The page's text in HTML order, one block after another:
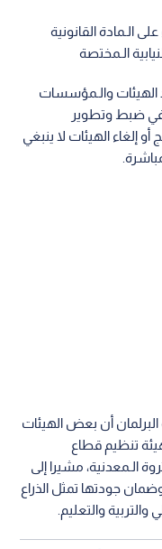
الـمادة القانونية
الـمختصة
والـمؤسسات
في ضبط وتطوير
إلغاء الهيئات لا ينبغي
أن بعض الهيئات
تنظيم قطاع
الـمعدنية، مشيرا إلى
جودتها تمثل الذراع
والتعليم.